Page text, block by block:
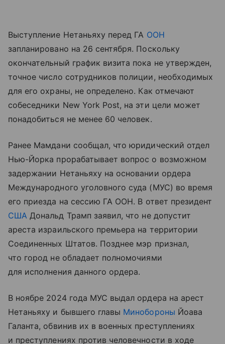
Выступление Нетаньяху перед ГА ООН
запланировано на 26 сентября. Поскольку
окончательный график визита пока не утвержден,
точное число сотрудников полиции, необходимых
для его охраны, не определено. Как отмечают
собеседники New York Post, на эти цели может
понадобиться не менее 60 человек.
Ранее Мамдани сообщал, что юридический отдел
Нью-Йорка прорабатывает вопрос о возможном
задержании Нетаньяху на основании ордера
Международного уголовного суда (МУС) во время
его приезда на сессию ГА ООН. В ответ президент
США Дональд Трамп заявил, что не допустит
ареста израильского премьера на территории
Соединенных Штатов. Позднее мэр признал,
что город не обладает полномочиями
для исполнения данного ордера.
В ноябре 2024 года МУС выдал ордера на арест
Нетаньяху и бывшего главы Минобороны Йоава
Галанта, обвинив их в военных преступлениях
и преступлениях против человечности в ходе